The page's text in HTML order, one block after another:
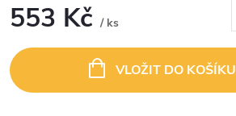
553 Kč / ks
cena:
VLOŽIT DO KOŠÍKU